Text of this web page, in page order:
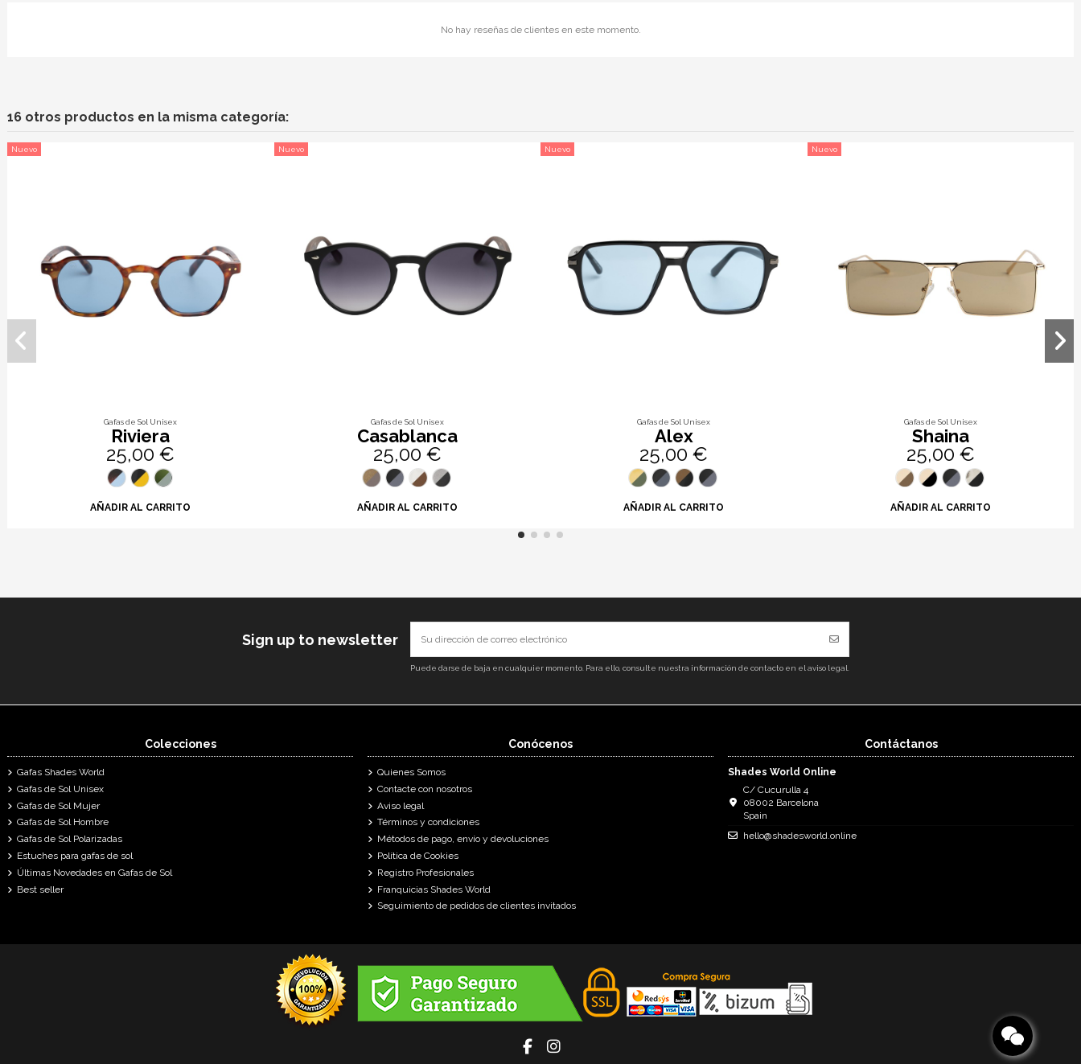
No hay reseñas de clientes en este momento.
16 otros productos en la misma categoría:
Nuevo
Gafas de Sol Unisex
Riviera
25,00 €
AÑADIR AL CARRITO
Nuevo
Gafas de Sol Unisex
Casablanca
25,00 €
AÑADIR AL CARRITO
Nuevo
Gafas de Sol Unisex
Alex
25,00 €
AÑADIR AL CARRITO
Nuevo
Gafas de Sol Unisex
Shaina
25,00 €
AÑADIR AL CARRITO
Sign up to newsletter
Puede darse de baja en cualquier momento. Para ello, consulte nuestra información de contacto en el aviso legal.
Colecciones
Gafas Shades World
Gafas de Sol Unisex
Gafas de Sol Mujer
Gafas de Sol Hombre
Gafas de Sol Polarizadas
Estuches para gafas de sol
Últimas Novedades en Gafas de Sol
Best seller
Conócenos
Quienes Somos
Contacte con nosotros
Aviso legal
Términos y condiciones
Métodos de pago, envío y devoluciones
Política de Cookies
Registro Profesionales
Franquicias Shades World
Seguimiento de pedidos de clientes invitados
Contáctanos
Shades World Online
C/ Cucurulla 4
08002 Barcelona
Spain
hello@shadesworld.online